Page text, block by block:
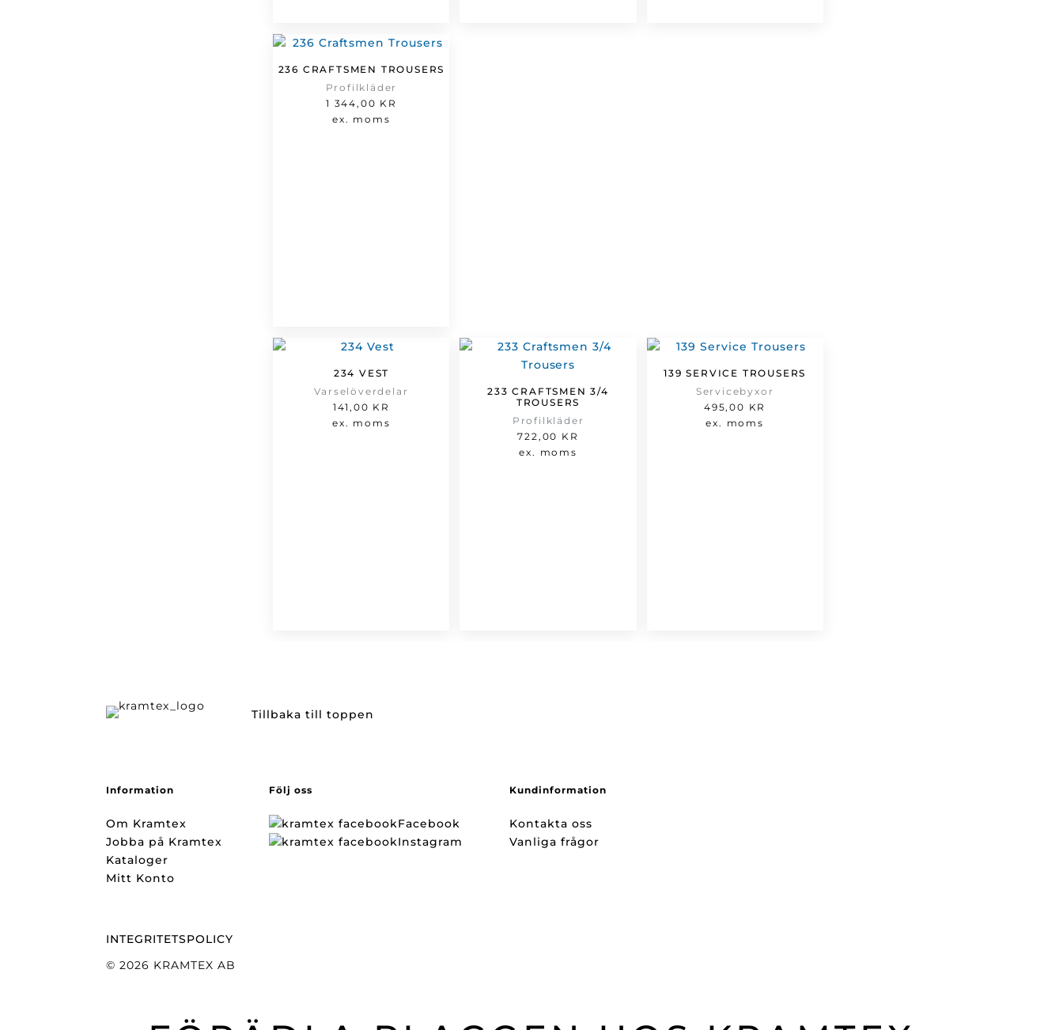
236 CRAFTSMEN TROUSERS
Profilkläder
1 344,00 KR
ex. moms
234 VEST
Varselöverdelar
141,00 KR
ex. moms
233 CRAFTSMEN 3/4
TROUSERS
Profilkläder
722,00 KR
ex. moms
139 SERVICE TROUSERS
Servicebyxor
495,00 KR
ex. moms
Tillbaka till toppen
Information
Om Kramtex
Jobba på Kramtex
Kataloger
Mitt Konto
Följ oss
Facebook
Instagram
Kundinformation
Kontakta oss
Vanliga frågor
INTEGRITETSPOLICY
© 2026 KRAMTEX AB